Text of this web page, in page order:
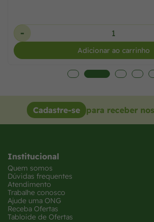
-
Adicionar ao carrinho
Cadastre-se para receber
Institucional
Quem somos
Dúvidas frequentes
Atendimento
Trabalhe conosco
Ajude uma ONG
Receba Ofertas
Tabloide de Ofertas